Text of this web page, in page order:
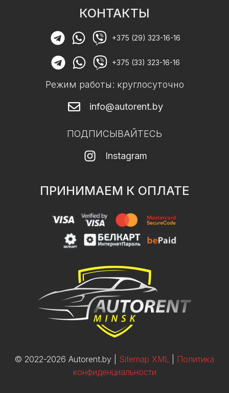
КОНТАКТЫ
+375 (29) 323-16-16
+375 (33) 323-16-16
Режим работы: круглосуточно
info@autorent.by
ПОДПИСЫВАЙТЕСЬ
Instagram
ПРИНИМАЕМ К ОПЛАТЕ
© 2022-2026 Autorent.by | Sitemap XML
Политика
конфиденциальности